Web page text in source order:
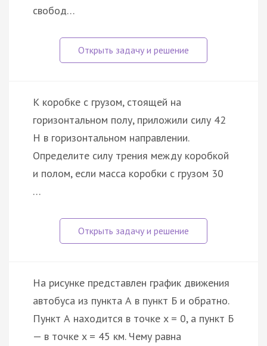
свобод…
К коробке с грузом, стоящей на
горизонтальном полу, приложили силу 42
Н в горизонтальном направлении.
Определите силу трения между коробкой
и полом, если масса коробки с грузом 30
…
На рисунке представлен график движения
автобуса из пункта А в пункт Б и обратно.
Пункт А находится в точке x = 0, а пункт Б
— в точке x = 45 км. Чему равна